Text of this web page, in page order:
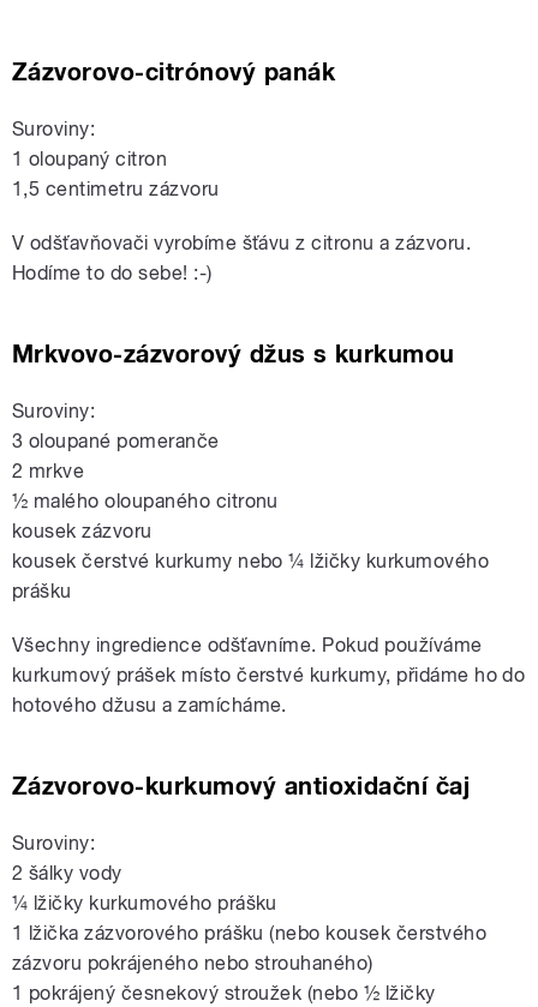
Zázvorovo-citrónový panák
Suroviny:
1 oloupaný citron
1,5 centimetru zázvoru
V odšťavňovači vyrobíme šťávu z citronu a zázvoru.
Hodíme to do sebe! :-)
Mrkvovo-zázvorový džus s kurkumou
Suroviny:
3 oloupané pomeranče
2 mrkve
½ malého oloupaného citronu
kousek zázvoru
kousek čerstvé kurkumy nebo ¼ lžičky kurkumového
prášku
Všechny ingredience odšťavníme. Pokud používáme
kurkumový prášek místo čerstvé kurkumy, přidáme ho do
hotového džusu a zamícháme.
Zázvorovo-kurkumový antioxidační čaj
Suroviny:
2 šálky vody
¼ lžičky kurkumového prášku
1 lžička zázvorového prášku (nebo kousek čerstvého
zázvoru pokrájeného nebo strouhaného)
1 pokrájený česnekový stroužek (nebo ½ lžičky